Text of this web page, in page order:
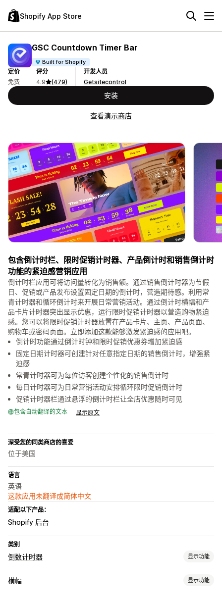
Shopify App Store
GSC Countdown Timer Bar
Built for Shopify
定价
免费
评分
4.9
(479)
开发人员
Getsitecontrol
安装
查看演示商店
包含倒计时栏、限时促销计时器、产品倒计时和销售倒计时
功能的紧迫感营销应用
倒计时栏应用可将访问量转化为销售额。通过销售倒计时器为节假
日、促销或产品发布设置固定日期的倒计时，营造期待感。利用常
青计时器和循环倒计时来开展日常营销活动。通过倒计时横幅和产
品卡片计时器突出显示优惠，运行限时促销计时器以营造购物紧迫
感。您可以将限时促销计时器放置在产品卡片、主页、产品页面、
购物车或密码页面。立即添加这款能够激发紧迫感的应用吧。
倒计时功能通过倒计时钟和限时促销优惠券增加紧迫感
固定日期计时器可创建针对任意指定日期的销售倒计时，增强紧
迫感
常青计时器可为每位访客创建个性化的销售倒计时
每日计时器可为日常营销活动安排循环限时促销倒计时
促销计时器栏通过悬浮的倒计时栏让全店优惠随时可见
包含自动翻译的文本 显示原文
深受您的同类商店的喜爱
位于美国
语言
英语
这款应用未翻译成简体中文
适配以下产品：
Shopify 后台
类别
倒数计时器 显示功能
展示选项
横幅 显示功能